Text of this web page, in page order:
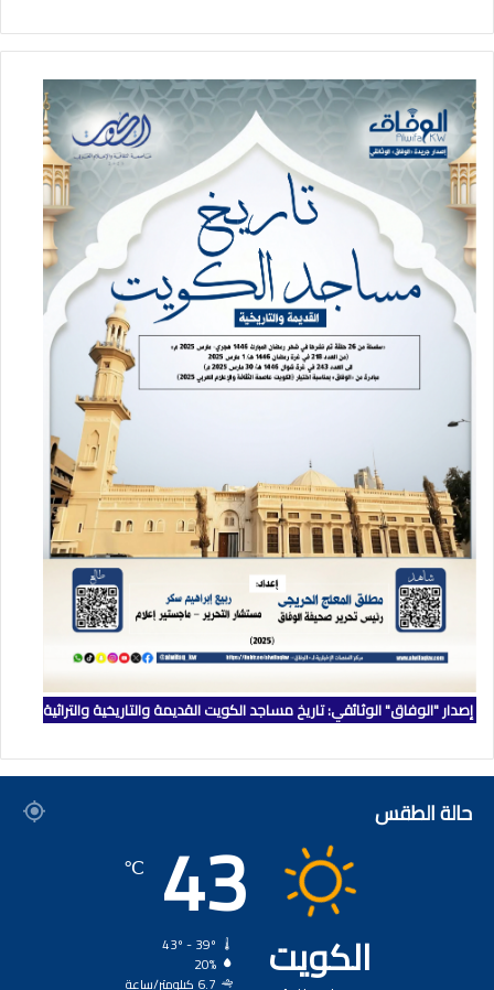
إصدار "الوفاق" الوثائقي: تاريخ مساجد الكويت القديمة والتاريخية والتراثية
حالة الطقس
الكويت
43
℃
20%
6.7 كيلومتر/ساعة